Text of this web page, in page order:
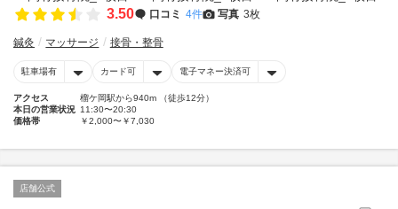
3.50 口コミ 4件 写真 3枚
鍼灸 マッサージ 接骨・整骨
駐車場有 カード可 電子マネー決済可
アクセス
榴ケ岡駅から940m （徒歩12分）
本日の営業状況 11:30〜20:30
価格帯
￥2,000〜￥7,030
店舗公式